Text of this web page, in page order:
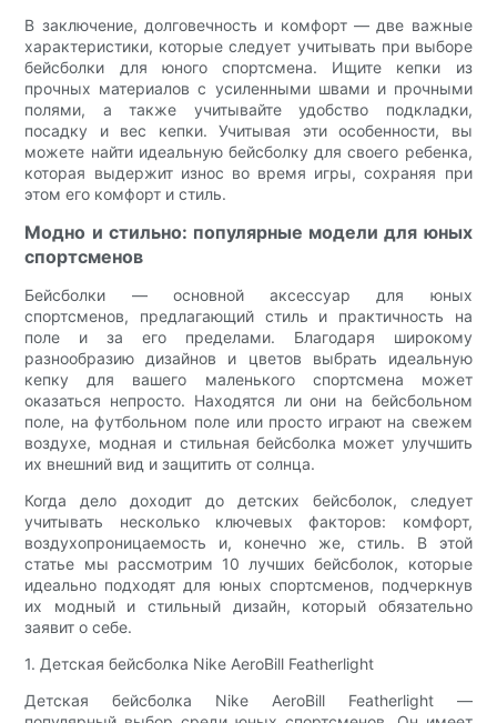
В заключение, долговечность и комфорт — две важные
характеристики, которые следует учитывать при выборе
бейсболки для юного спортсмена. Ищите кепки из
прочных материалов с усиленными швами и прочными
полями, а также учитывайте удобство подкладки,
посадку и вес кепки. Учитывая эти особенности, вы
можете найти идеальную бейсболку для своего ребенка,
которая выдержит износ во время игры, сохраняя при
этом его комфорт и стиль.
Модно и стильно: популярные модели для юных
спортсменов
Бейсболки — основной аксессуар для юных
спортсменов, предлагающий стиль и практичность на
поле и за его пределами. Благодаря широкому
разнообразию дизайнов и цветов выбрать идеальную
кепку для вашего маленького спортсмена может
оказаться непросто. Находятся ли они на бейсбольном
поле, на футбольном поле или просто играют на свежем
воздухе, модная и стильная бейсболка может улучшить
их внешний вид и защитить от солнца.
Когда дело доходит до детских бейсболок, следует
учитывать несколько ключевых факторов: комфорт,
воздухопроницаемость и, конечно же, стиль. В этой
статье мы рассмотрим 10 лучших бейсболок, которые
идеально подходят для юных спортсменов, подчеркнув
их модный и стильный дизайн, который обязательно
заявит о себе.
1. Детская бейсболка Nike AeroBill Featherlight
Детская бейсболка Nike AeroBill Featherlight —